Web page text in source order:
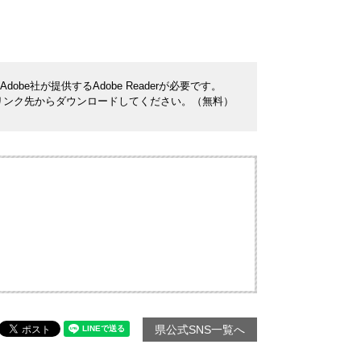
社が提供するAdobe Readerが必要です。
ク先からダウンロードしてください。（無料）
県公式SNS一覧へ